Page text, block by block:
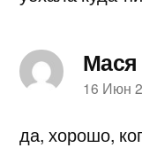
Мася
пишет:
16 Июн
да, хорошо,